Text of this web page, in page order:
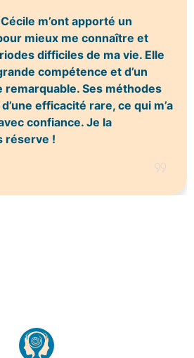
m’ont apporté un
mieux me connaître et
difficiles de ma vie. Elle
compétence et d’un
remarquable. Ses méthodes
efficacité rare, ce qui m’a
confiance. Je la
réserve !